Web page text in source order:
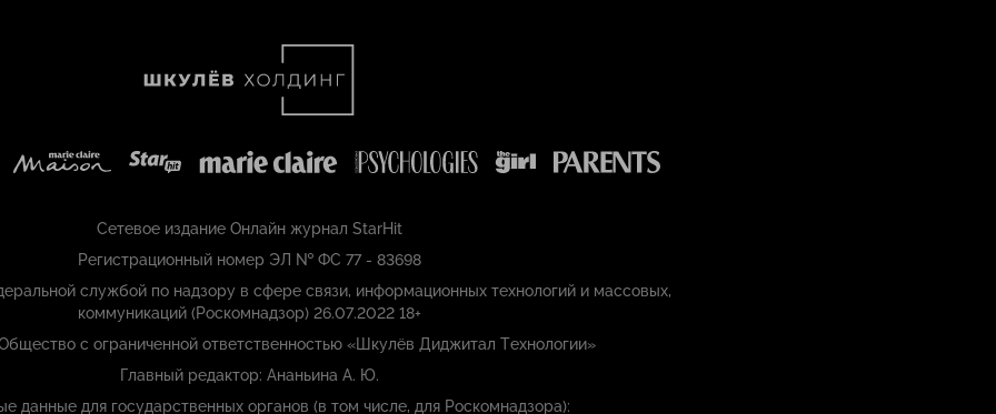
Сетевое издание Онлайн журнал StarHit
Регистрационный номер ЭЛ № ФС 77 - 83698
службой по надзору в сфере связи, информационных технологий и массовых,
коммуникаций (Роскомнадзор) 26.07.2022 18+
с ограниченной ответственностью «Шкулёв Диджитал Технологии»
Главный редактор: Ананьина А. Ю.
данные для государственных органов (в том числе, для Роскомнадзора):